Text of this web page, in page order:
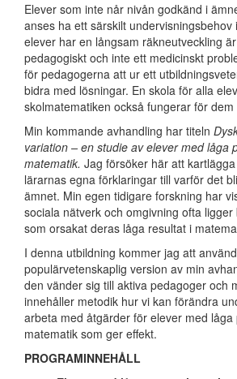
Elever som inte når nivån godkänd i
anses ha ett särskilt undervisningsbehov
elever har en långsam räkneutveckling
pedagogiskt och inte ett medicinskt
för pedagogerna att ur ett
bidra med lösningar. En skola för alla
skolmatematiken också fungerar för
Min kommande avhandling har titeln
variation – en studie av elever med låga
matematik. Jag försöker här att
lärarnas egna förklaringar till varför det
ämnet. Min egen tidigare forskning har
sociala nätverk och omgivning ofta
som orsakat deras låga resultat i
I denna utbildning kommer jag att
populärvetenskaplig version av min
den vänder sig till aktiva pedagoger och
innehåller metodik hur vi kan förändra
arbeta med åtgärder för elever med låga
matematik som ger effekt.
PROGRAMINNEHÅLL